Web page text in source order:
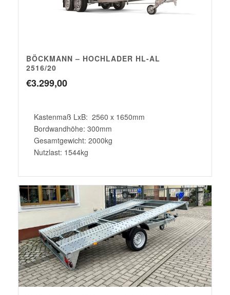
BÖCKMANN – HOCHLADER HL-AL
2516/20
€3.299,00
Kastenmaß LxB: 2560 x 1650mm
Bordwandhöhe: 300mm
Gesamtgewicht: 2000kg
Nutzlast: 1544kg